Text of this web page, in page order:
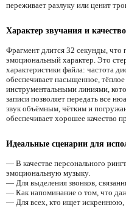
переживает разлуку или ценит
Характер звучания и
Фрагмент длится 32 секунды, что
эмоциональный характер. Это
характеристики файла: частота
обеспечивает насыщенное,
инструментальными линиями,
записи позволяет передать все
звук объёмным, чётким и
обеспечивает хорошее качество
Идеальные сценарии для
— В качестве персонального
эмоциональную музыку.
— Для выделения звонков,
— Как напоминание о том, что
— Для всех, кто ищет искреннюю,